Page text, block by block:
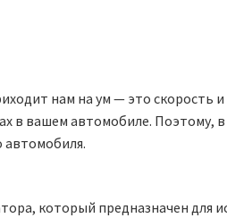
нам на ум — это
в вашем автомобиле. Поэтому,
который предназначен для